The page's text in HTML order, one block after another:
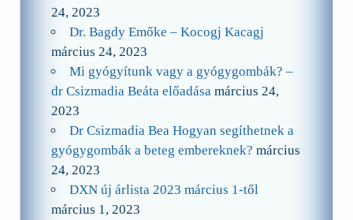
24, 2023
Dr. Bagdy Emőke – Kocogj Kacagj
március 24, 2023
Mi gyógyítunk vagy a gyógygombák? –
dr Csizmadia Beáta előadása március 24,
2023
Dr Csizmadia Bea Hogyan segíthetnek a
gyógygombák a beteg embereknek? március
24, 2023
DXN új árlista 2023 március 1-től
március 1, 2023